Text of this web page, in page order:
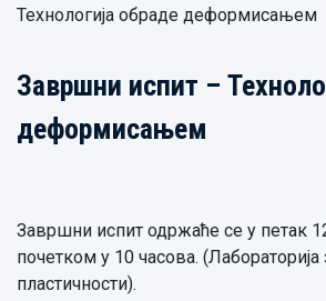
Технологија обраде деформисањем
Завршни испит –
деформисањем
Завршни испит одржаће се у петак
почетком у 10 часова. (Лабораторија
пластичности).